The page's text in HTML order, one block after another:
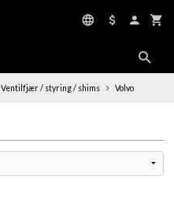
Ventilfjær / styring / shims Volvo